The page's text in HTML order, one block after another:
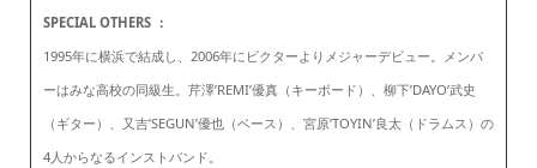
SPECIAL OTHERS ：
1995年に横浜で結成し、2006年にビクターよりメジャーデビュー。メンバ
ーはみな高校の同級生。芹澤’REMI’優真（キーボード）、柳下’DAYO’武史
（ギター）、又吉’SEGUN’優也（ベース）、宮原’TOYIN’良太（ドラムス）の
4人からなるインストバンド。